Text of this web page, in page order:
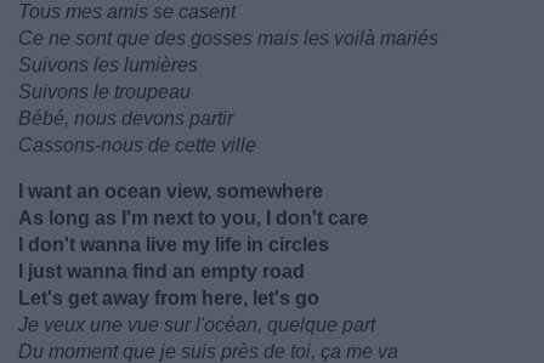
Tous mes amis se casent
Ce ne sont que des gosses mais les voilà mariés
Suivons les lumières
Suivons le troupeau
Bébé, nous devons partir
Cassons-nous de cette ville
I want an ocean view, somewhere
As long as I'm next to you, I don't care
I don't wanna live my life in circles
I just wanna find an empty road
Let's get away from here, let's go
Je veux une vue sur l'océan, quelque part
Du moment que je suis près de toi, ça me va